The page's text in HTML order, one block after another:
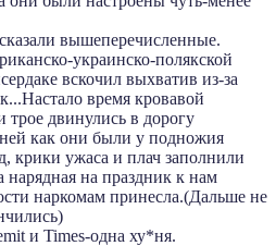
вышеперечисленные.
украинско-полякской
вскочил выхватив из-за
время кровавой
трое двинулись в дорогу
как они были у подножия
крики ужаса и плач заполнили
нарядная на праздник к нам
наркомам принесла.(Дальше не
и Times-одна ху*ня.